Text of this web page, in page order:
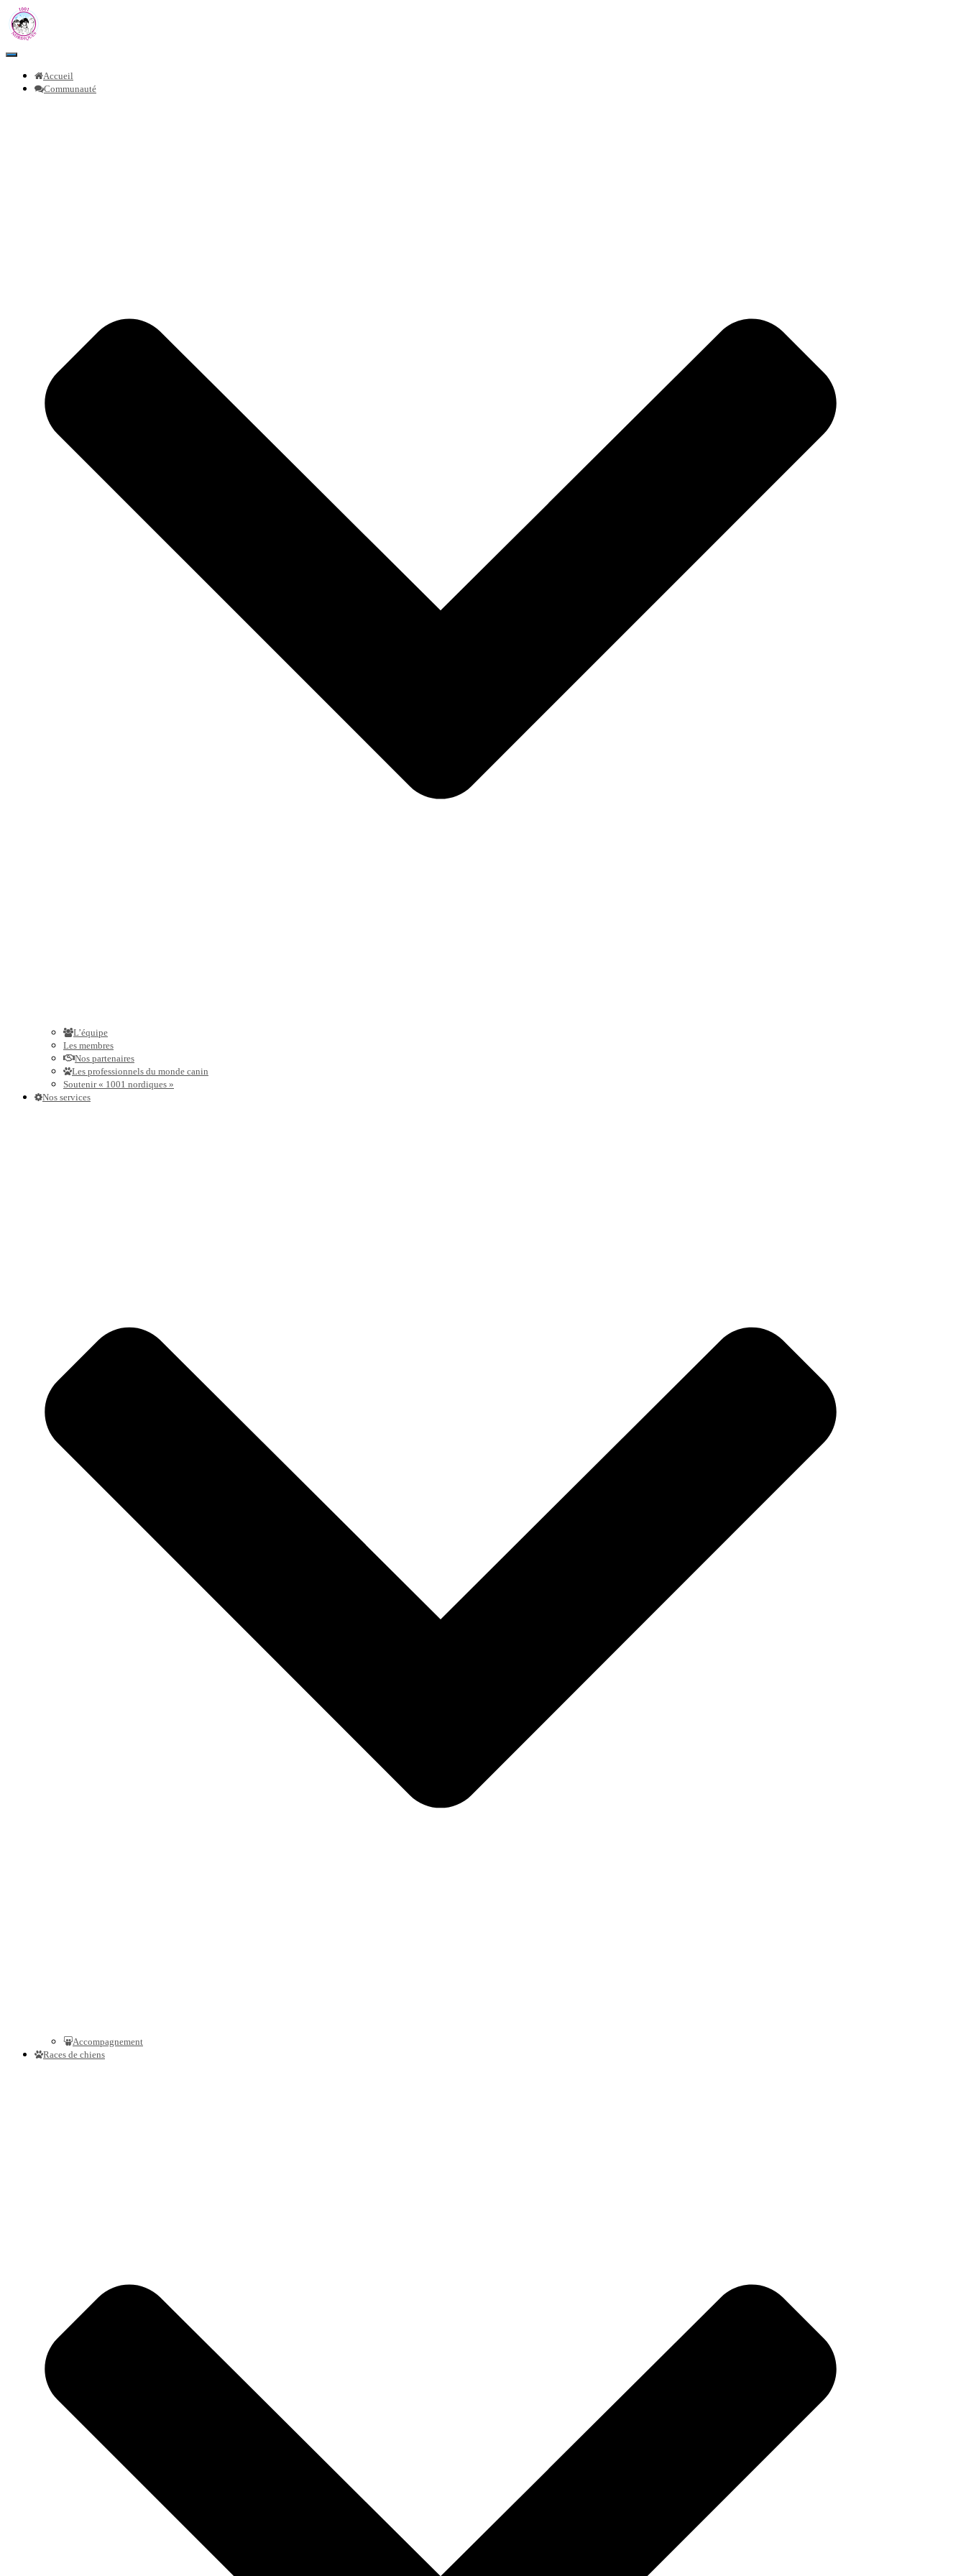
Toggle
Navigation
Accueil
Communauté
L’équipe
Les membres
Nos partenaires
Les professionnels du monde canin
Soutenir « 1001 nordiques »
Nos services
Accompagnement
Races de chiens